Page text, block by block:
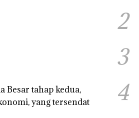
Besar tahap kedua,
yang tersendat
2
3
4